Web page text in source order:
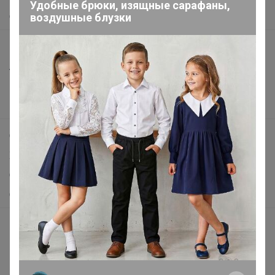
О нас
Анонсы
Поддержка альпак
Самое выгодное
Хиты продаж
Самое желанное
Самое быстрое
Начать зарабатывать с 24-ok
Picabox.ru - Лучшее место для ваших изображений
Удобные брюки, изящные сарафаны,
воздушные блузки